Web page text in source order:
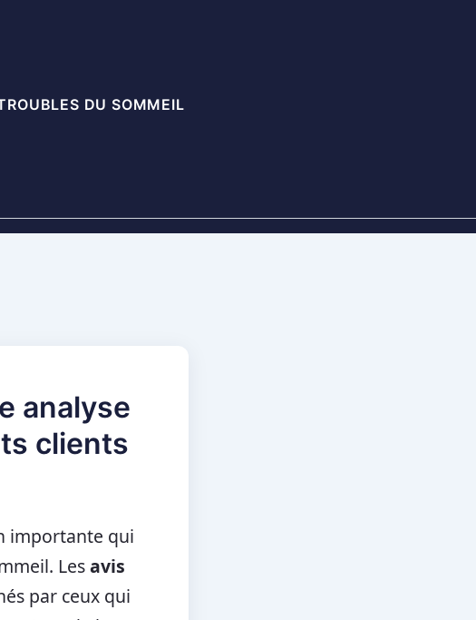
DU SOMMEIL
analyse
clients
importante qui
Lesavis
par ceux qui